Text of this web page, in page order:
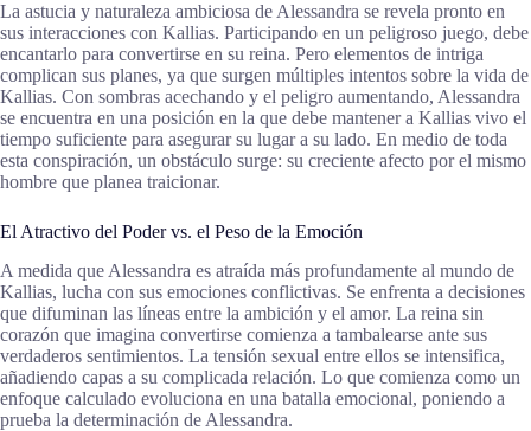
La astucia y naturaleza ambiciosa de Alessandra se revela pronto en
sus interacciones con Kallias. Participando en un peligroso juego, debe
encantarlo para convertirse en su reina. Pero elementos de intriga
complican sus planes, ya que surgen múltiples intentos sobre la vida de
Kallias. Con sombras acechando y el peligro aumentando, Alessandra
se encuentra en una posición en la que debe mantener a Kallias vivo el
tiempo suficiente para asegurar su lugar a su lado. En medio de toda
esta conspiración, un obstáculo surge: su creciente afecto por el mismo
hombre que planea traicionar.
El Atractivo del Poder vs. el Peso de la Emoción
A medida que Alessandra es atraída más profundamente al mundo de
Kallias, lucha con sus emociones conflictivas. Se enfrenta a decisiones
que difuminan las líneas entre la ambición y el amor. La reina sin
corazón que imagina convertirse comienza a tambalearse ante sus
verdaderos sentimientos. La tensión sexual entre ellos se intensifica,
añadiendo capas a su complicada relación. Lo que comienza como un
enfoque calculado evoluciona en una batalla emocional, poniendo a
prueba la determinación de Alessandra.